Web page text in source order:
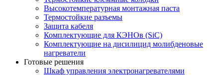
Высокотемпературная монтажная паста
Термостойкие разъемы
Защита кабеля
Комплектующие для КЭНОв (SiC)
Комплектующие на дисилицид молибденовые
нагреватели
Готовые решения
Шкаф управления электронагревателями